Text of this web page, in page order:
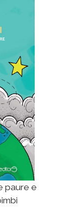
paure e